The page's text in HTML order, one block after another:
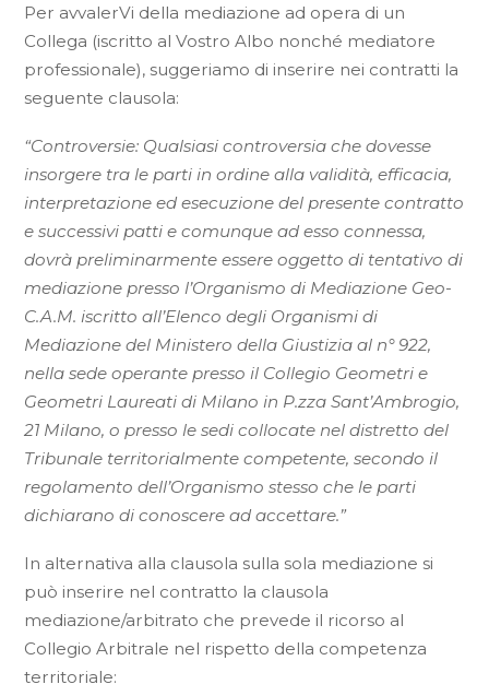
Per avvalerVi della mediazione ad opera di un
Collega (iscritto al Vostro Albo nonché mediatore
professionale), suggeriamo di inserire nei contratti la
seguente clausola:
“Controversie: Qualsiasi controversia che dovesse
insorgere tra le parti in ordine alla validità, efficacia,
interpretazione ed esecuzione del presente contratto
e successivi patti e comunque ad esso connessa,
dovrà preliminarmente essere oggetto di tentativo di
mediazione presso l’Organismo di Mediazione Geo-
C.A.M. iscritto all’Elenco degli Organismi di
Mediazione del Ministero della Giustizia al n° 922,
nella sede operante presso il Collegio Geometri e
Geometri Laureati di Milano in P.zza Sant’Ambrogio,
21 Milano, o presso le sedi collocate nel distretto del
Tribunale territorialmente competente, secondo il
regolamento dell’Organismo stesso che le parti
dichiarano di conoscere ad accettare.”
In alternativa alla clausola sulla sola mediazione si
può inserire nel contratto la clausola
mediazione/arbitrato che prevede il ricorso al
Collegio Arbitrale nel rispetto della competenza
territoriale: